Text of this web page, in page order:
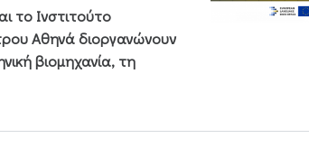
το Ινστιτούτο
Αθηνά διοργανώνουν
βιομηχανία, τη